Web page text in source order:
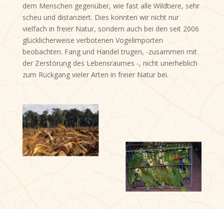
dem Menschen gegenüber, wie fast alle Wildtiere, sehr
scheu und distanziert. Dies konnten wir nicht nur
vielfach in freier Natur, sondern auch bei den seit 2006
glücklicherweise verbotenen Vogelimporten
beobachten. Fang und Handel trugen, -zusammen mit
der Zerstörung des Lebensraumes -, nicht unerheblich
zum Rückgang vieler Arten in freier Natur bei.